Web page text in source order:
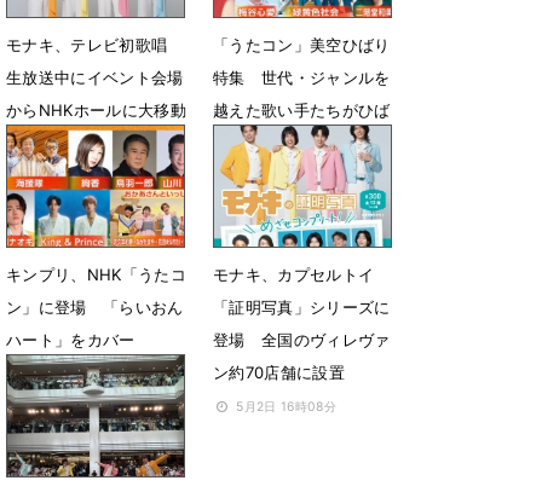
モナキ、テレビ初歌唱
生放送中にイベント会場
からNHKホールに大移動
6月1日 12時07分
「うたコン」美空ひばり
特集 世代・ジャンルを
越えた歌い手たちがひば
り作品に挑む
5月26日 12時42分
キンプリ、NHK「うたコ
ン」に登場 「らいおん
ハート」をカバー
5月12日 12時20分
モナキ、カプセルトイ
「証明写真」シリーズに
登場 全国のヴィレヴァ
ン約70店舗に設置
5月2日 16時08分